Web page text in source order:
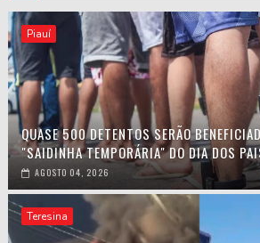
Piauí
QUASE 500 DETENTOS SERÃO
"SAIDINHA TEMPORÁRIA" DO DIA DOS
AGOSTO 04, 2026
Teresina